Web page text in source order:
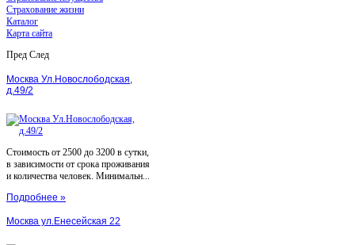
Страхование жизни
Каталог
Карта сайта
Пред След
Москва Ул.Новослободская,
д.49/2
Стоимость от 2500 до 3200 в сутки,
в зависимости от срока проживания
и количества человек. Минимальн...
Подробнее »
Москва ул.Енесейская 22